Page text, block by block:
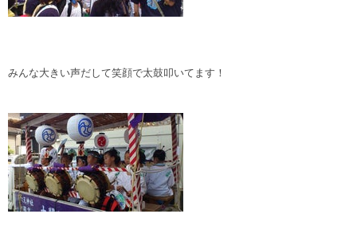
みんな大きい声だして笑顔で太鼓叩いてます！